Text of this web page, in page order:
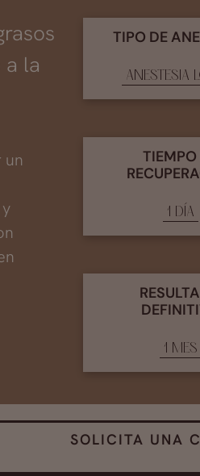
la
un
TIPO DE
ANESTESIA
TIEMPO
1 DÍA
1 MES
SOLICITA UNA